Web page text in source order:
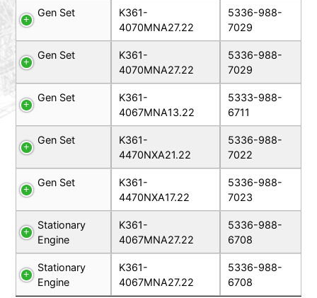
Gen Set
K361-
4070MNA27.22
5336-988-
7029
Gen Set
K361-
4070MNA27.22
5336-988-
7029
Gen Set
K361-
4067MNA13.22
5333-988-
6711
Gen Set
K361-
4470NXA21.22
5336-988-
7022
Gen Set
K361-
4470NXA17.22
5336-988-
7023
Stationary
Engine
K361-
4067MNA27.22
5336-988-
6708
Stationary
Engine
K361-
4067MNA27.22
5336-988-
6708